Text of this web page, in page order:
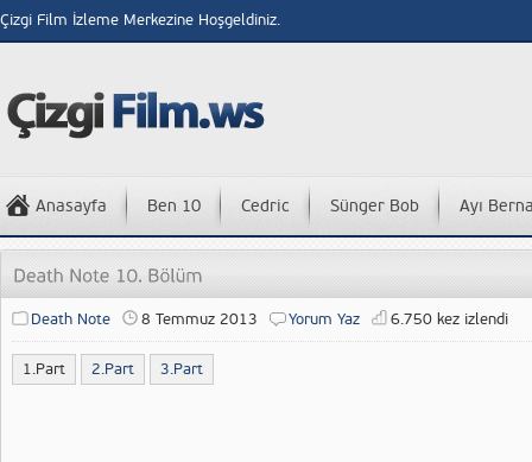
Çizgi Film İzleme Merkezine Hoşgeldiniz.
Anasayfa Ben 10 Cedric Sünger Bob Ayı
Death Note 8 Temmuz 2013 Yorum Yaz 6.750 kez izlendi
1.Part 2.Part 3.Part